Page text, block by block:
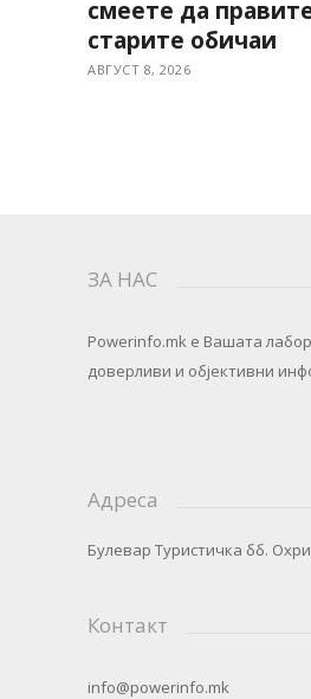
смеете да
старите обичаи
АВГУСТ 8, 2026
ЗА НАС
Powerinfo.mk e Вашата
доверливи и објективни
Адреса
Булевар Туристичка бб.
Контакт
info@powerinfo.mk